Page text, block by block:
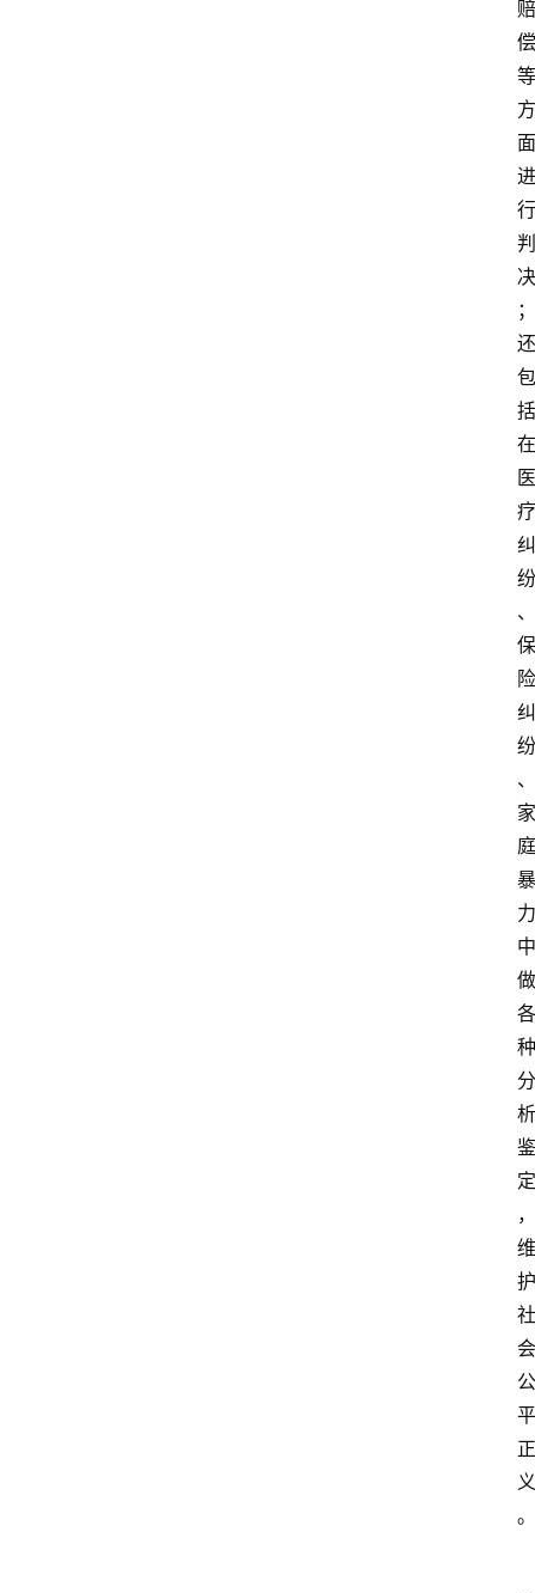
赔
偿
等
方
面
进
行
判
决
；
还
包
括
在
医
疗
纠
纷
、
保
险
纠
纷
、
家
庭
暴
力
中
做
各
种
分
析
鉴
定
，
维
护
社
会
公
平
正
义
。